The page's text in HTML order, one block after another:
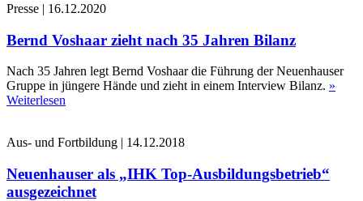
Presse | 16.12.2020
Bernd Voshaar zieht nach 35 Jahren Bilanz
Nach 35 Jahren legt Bernd Voshaar die Führung der Neuenhauser
Gruppe in jüngere Hände und zieht in einem Interview Bilanz. »
Weiterlesen
Aus- und Fortbildung | 14.12.2018
Neuenhauser als „IHK Top-Ausbildungsbetrieb“
ausgezeichnet